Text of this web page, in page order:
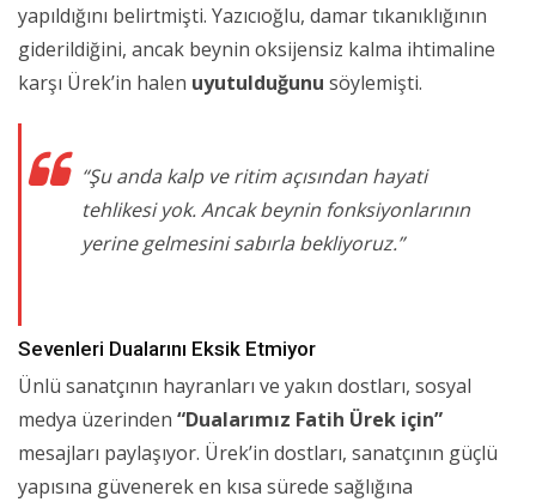
yapıldığını belirtmişti. Yazıcıoğlu, damar tıkanıklığının
giderildiğini, ancak beynin oksijensiz kalma ihtimaline
karşı Ürek’in halen uyutulduğunu söylemişti.
“Şu anda kalp ve ritim açısından hayati
tehlikesi yok. Ancak beynin fonksiyonlarının
yerine gelmesini sabırla bekliyoruz.”
Sevenleri Dualarını Eksik Etmiyor
Ünlü sanatçının hayranları ve yakın dostları, sosyal
medya üzerinden “Dualarımız Fatih Ürek için”
mesajları paylaşıyor. Ürek’in dostları, sanatçının güçlü
yapısına güvenerek en kısa sürede sağlığına